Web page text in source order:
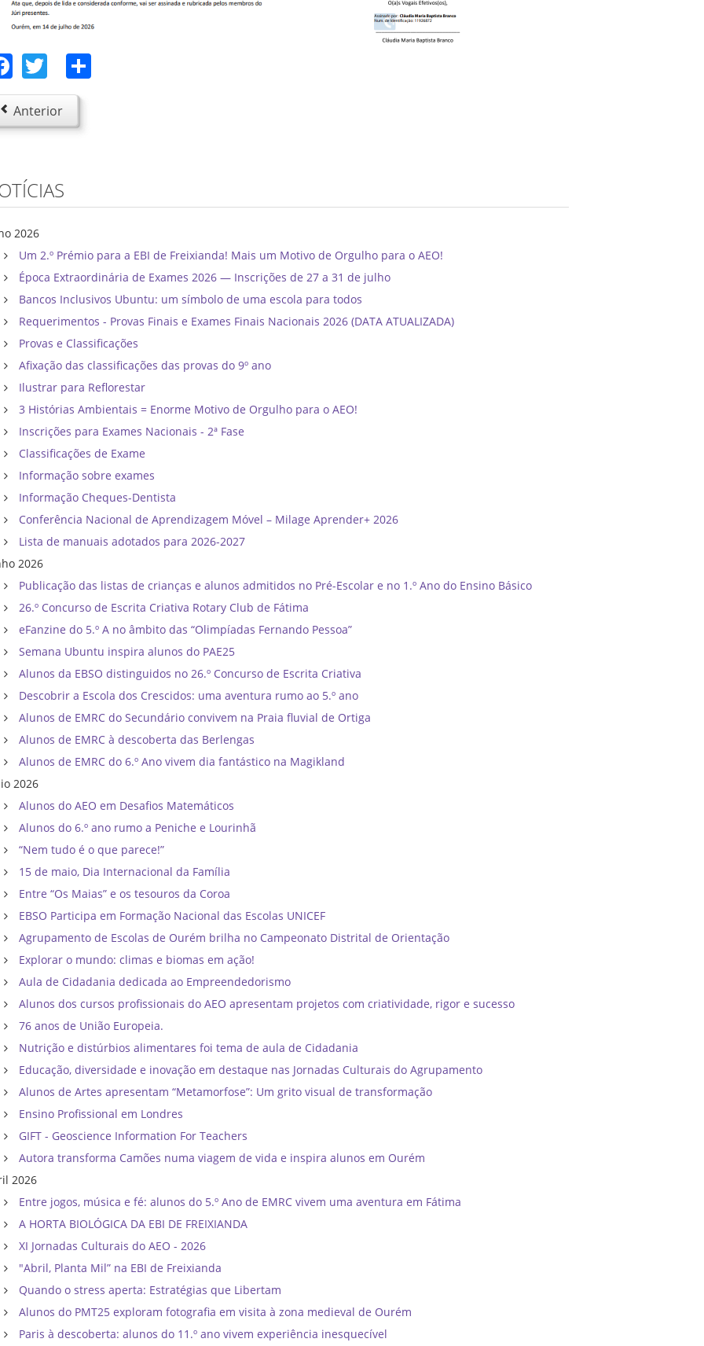
Facebook
Twitter
Anterior
2026
Um 2.º Prémio para a EBI de Freixianda! Mais um Motivo de Orgulho para o AEO!
Época Extraordinária de Exames 2026 — Inscrições de 27 a 31 de julho
Bancos Inclusivos Ubuntu: um símbolo de uma escola para todos
Requerimentos - Provas Finais e Exames Finais Nacionais 2026 (DATA ATUALIZADA)
Provas e Classificações
Afixação das classificações das provas do 9º ano
Ilustrar para Reflorestar
3 Histórias Ambientais = Enorme Motivo de Orgulho para o AEO!
Inscrições para Exames Nacionais - 2ª Fase
Classificações de Exame
Informação sobre exames
Informação Cheques-Dentista
Conferência Nacional de Aprendizagem Móvel – Milage Aprender+ 2026
Lista de manuais adotados para 2026-2027
2026
Publicação das listas de crianças e alunos admitidos no Pré-Escolar e no 1.º Ano do Ensino Básico
26.º Concurso de Escrita Criativa Rotary Club de Fátima
eFanzine do 5.º A no âmbito das “Olimpíadas Fernando Pessoa”
Semana Ubuntu inspira alunos do PAE25
Alunos da EBSO distinguidos no 26.º Concurso de Escrita Criativa
Descobrir a Escola dos Crescidos: uma aventura rumo ao 5.º ano
Alunos de EMRC do Secundário convivem na Praia fluvial de Ortiga
Alunos de EMRC à descoberta das Berlengas
Alunos de EMRC do 6.º Ano vivem dia fantástico na Magikland
2026
Alunos do AEO em Desafios Matemáticos
Alunos do 6.º ano rumo a Peniche e Lourinhã
“Nem tudo é o que parece!”
15 de maio, Dia Internacional da Família
Entre “Os Maias” e os tesouros da Coroa
EBSO Participa em Formação Nacional das Escolas UNICEF
Agrupamento de Escolas de Ourém brilha no Campeonato Distrital de Orientação ​
Explorar o mundo: climas e biomas em ação!
Aula de Cidadania dedicada ao Empreendedorismo
Alunos dos cursos profissionais do AEO apresentam projetos com criatividade, rigor e sucesso
76 anos de União Europeia.
Nutrição e distúrbios alimentares foi tema de aula de Cidadania
Educação, diversidade e inovação em destaque nas Jornadas Culturais do Agrupamento
Alunos de Artes apresentam “Metamorfose”: Um grito visual de transformação
Ensino Profissional em Londres
GIFT - Geoscience Information For Teachers
Autora transforma Camões numa viagem de vida e inspira alunos em Ourém
2026
Entre jogos, música e fé: alunos do 5.º Ano de EMRC vivem uma aventura em Fátima
A HORTA BIOLÓGICA DA EBI DE FREIXIANDA
XI Jornadas Culturais do AEO - 2026
"Abril, Planta Mil” na EBI de Freixianda
Quando o stress aperta: Estratégias que Libertam
Alunos do PMT25 exploram fotografia em visita à zona medieval de Ourém
Paris à descoberta: alunos do 11.º ano vivem experiência inesquecível